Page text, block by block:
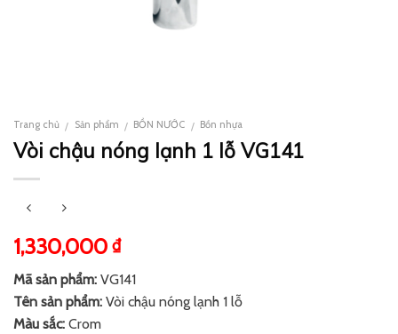
Trang chủ / Sản phẩm / BỒN NƯỚC / Bồn nhựa
Vòi chậu nóng lạnh 1 lỗ VG141
1,330,000 ₫
Mã sản phẩm: VG141
Tên sản phẩm: Vòi chậu nóng lạnh 1 lỗ
Màu sắc: Crom